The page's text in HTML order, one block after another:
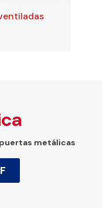
puertas metálicas